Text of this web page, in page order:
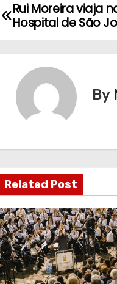
N
ç
ã
o
d
e
Rui Moreira viaja
Hospital de São
By
Related Post